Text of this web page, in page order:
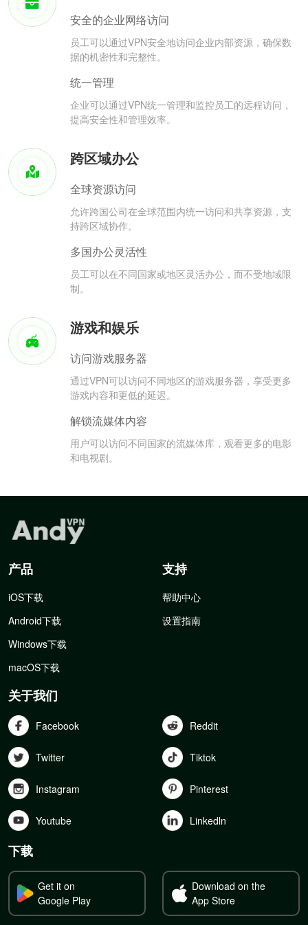
安全的企业网络访问
员工可以通过VPN安全地访问企业内部资源，确保数
据的机密性和完整性。
统一管理
企业可以通过VPN统一管理和监控员工的远程访问，
提高安全性和管理效率。
跨区域办公
全球资源访问
允许跨国公司在全球范围内统一访问和共享资源，支
持跨区域协作。
多国办公灵活性
员工可以在不同国家或地区灵活办公，而不受地域限
制。
游戏和娱乐
访问游戏服务器
通过VPN可以访问不同地区的游戏服务器，享受更多
游戏内容和更低的延迟。
解锁流媒体内容
用户可以访问不同国家的流媒体库，观看更多的电影
和电视剧。
产品
iOS下载
Android下载
Windows下载
macOS下载
支持
帮助中心
设置指南
关于我们
Facebook Reddit
Twitter Tiktok
Instagram Pinterest
Youtube Linkedln
下载
Get it on
Google Play
Download on the
App Store